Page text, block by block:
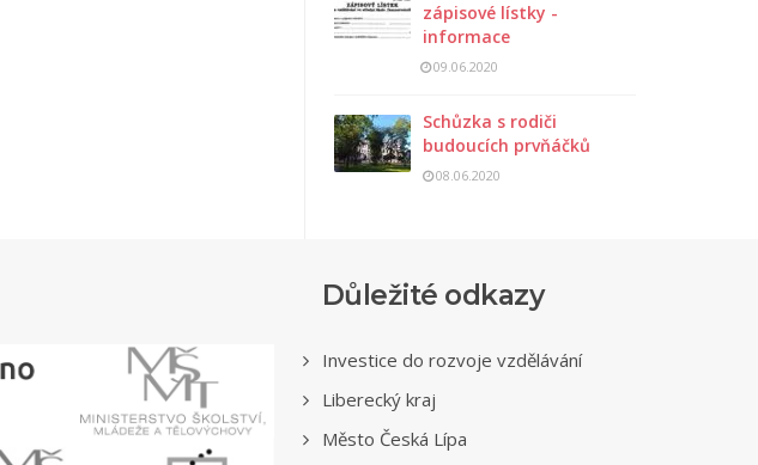
zápisové lístky -
informace
09.06.2020
Schůzka s rodiči
budoucích prvňáčků
08.06.2020
Důležité odkazy
Investice do rozvoje vzdělávání
Liberecký kraj
Město Česká Lípa